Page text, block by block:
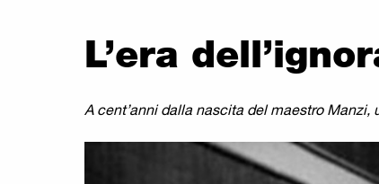
L’era
A cent’anni dalla nascita del maestro Manzi,